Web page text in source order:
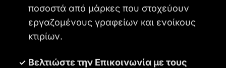
ποσοστά από μάρκες που στοχεύουν
εργαζομένους γραφείων και ενοίκους
κτιρίων.
Βελτιώστε την Επικοινωνία με τους